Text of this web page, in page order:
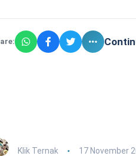
Klik Ternak 17 November